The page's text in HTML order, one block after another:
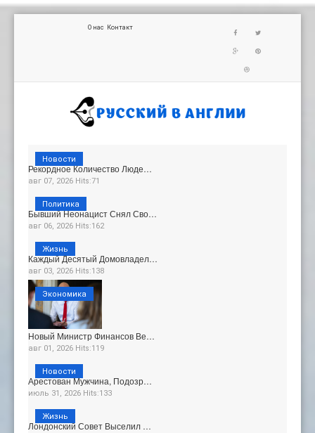
О нас Контакт
Рекордное Количество Люде…
авг 07, 2026 Hits:71
Новости
Бывший Неонацист Снял Сво…
авг 06, 2026 Hits:162
Политика
Каждый Десятый Домовладел…
авг 03, 2026 Hits:138
Жизнь
Новый Министр Финансов Ве…
авг 01, 2026 Hits:119
Экономика
Арестован Мужчина, Подозр…
июль 31, 2026 Hits:133
Новости
Лондонский Совет Выселил …
Жизнь